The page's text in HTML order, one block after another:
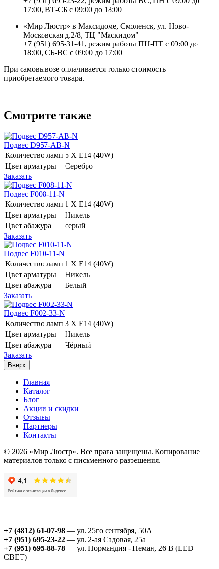
17:00, ВТ-СБ с 09:00 до 18:00
«Мир Люстр» в Максидоме, Смоленск, ул. Ново-
Московская д.2/8, ТЦ "Маскидом"
+7 (951) 695-31-41, режим работы ПН-ПТ с 09:00 до
18:00, СБ-ВС с 09:00 до 17:00
При самовывозе оплачивается только стоимость
приобретаемого товара.
Смотрите также
Подвес D957-AB-N
Количество ламп 5 Х E14 (40W)
Цвет арматуры
Серебро
Заказать
Подвес F008-11-N
Количество ламп 1 Х E14 (40W)
Цвет арматуры
Никель
Цвет абажура
серый
Заказать
Подвес F010-11-N
Количество ламп 1 Х E14 (40W)
Цвет арматуры
Никель
Цвет абажура
Белый
Заказать
Подвес F002-33-N
Количество ламп 3 Х E14 (40W)
Цвет арматуры
Никель
Цвет абажура
Чёрный
Заказать
Вверх
Главная
Каталог
Блог
Акции и скидки
Отзывы
Партнеры
Контакты
© 2026 «Мир Люстр». Все права защищены. Копирование
материалов только с письменного разрешения.
+7 (4812) 61-07-98 — ул. 25го сентября, 50А
+7 (951) 695-23-22 — ул. 2-ая Садовая, 25а
+7 (951) 695-88-78 — ул. Нормандия - Неман, 26 В (LED
СВЕТ)